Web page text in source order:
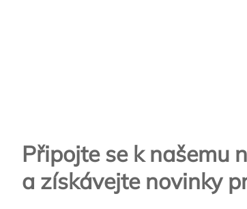
Připojte se k našemu
a získávejte novinky